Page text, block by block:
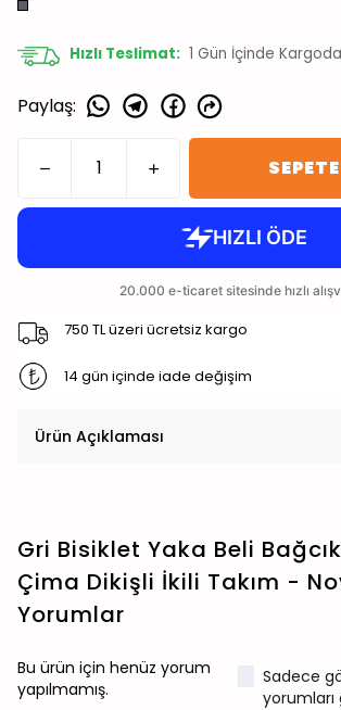
Hızlı Teslimat: 1 Gün İçinde Kargoda
Paylaş:
750 TL üzeri ücretsiz kargo
14 gün içinde iade değişim
Ürün Açıklaması
Gri Bisiklet Yaka Beli
Çima Dikişli İkili Takım -
Yorumlar
Bu ürün için henüz yorum
yapılmamış.
Sadece